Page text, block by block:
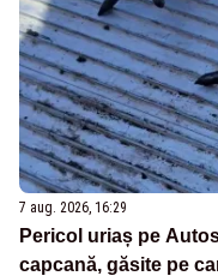
7 aug. 2026, 16:29
Pericol uriaș pe
capcană, găsite pe